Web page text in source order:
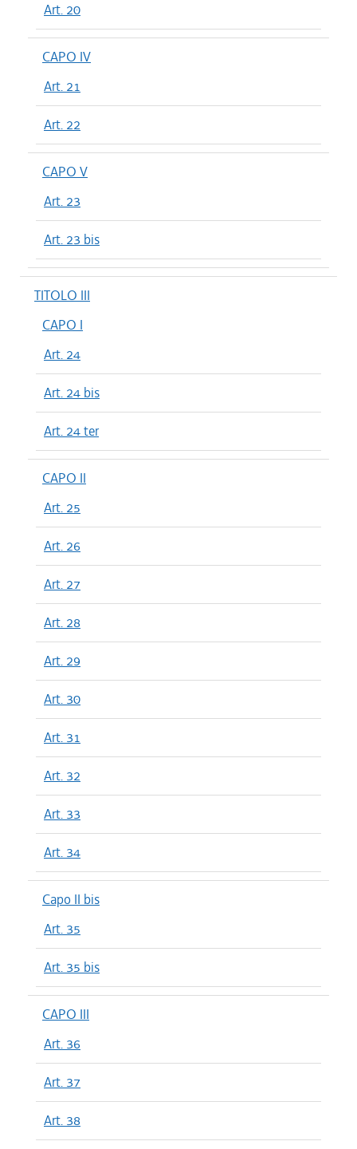
Art. 20
CAPO IV
Art. 21
Art. 22
CAPO V
Art. 23
Art. 23 bis
TITOLO III
CAPO I
Art. 24
Art. 24 bis
Art. 24 ter
CAPO II
Art. 25
Art. 26
Art. 27
Art. 28
Art. 29
Art. 30
Art. 31
Art. 32
Art. 33
Art. 34
Capo II bis
Art. 35
Art. 35 bis
CAPO III
Art. 36
Art. 37
Art. 38